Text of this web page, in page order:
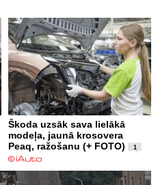
Škoda uzsāk sava lielākā
modeļa, jaunā krosovera
Peaq, ražošanu (+ FOTO)
1